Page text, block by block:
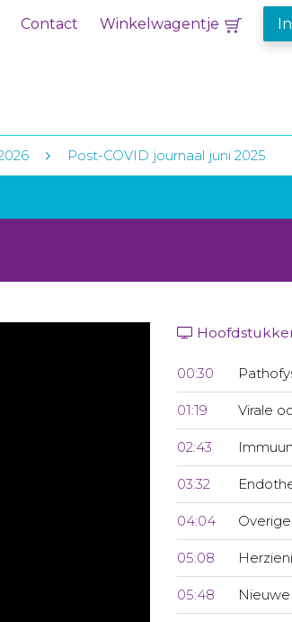
Contact Winkelwagentje
Post-COVID journaal juni 2025
00:30
01:19 Virale
02:43
03:32
04:04
05:08
05:48